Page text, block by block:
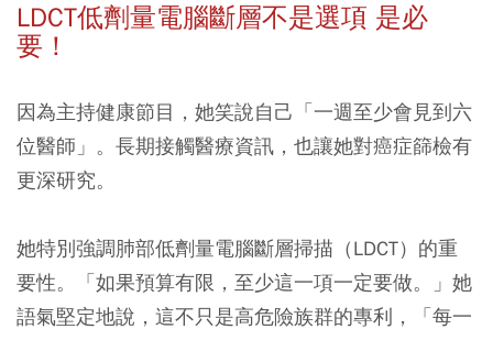
LDCT低劑量電腦斷層不是選項 是必
要！
因為主持健康節目，她笑說自己「一週至少會見到六
位醫師」。長期接觸醫療資訊，也讓她對癌症篩檢有
更深研究。
她特別強調肺部低劑量電腦斷層掃描（LDCT）的重
要性。「如果預算有限，至少這一項一定要做。」她
語氣堅定地說，這不只是高危險族群的專利，「每一